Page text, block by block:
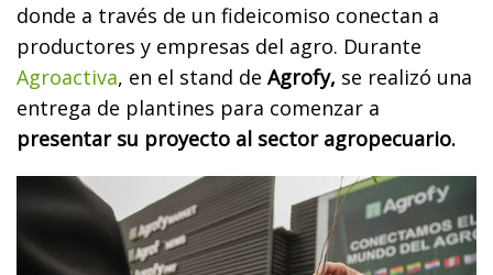
donde a través de un fideicomiso conectan a
productores y empresas del agro. Durante
Agroactiva, en el stand de Agrofy, se realizó una
entrega de plantines para comenzar a
presentar su proyecto al sector agropecuario.